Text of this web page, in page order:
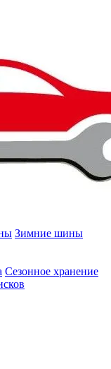
Зимние шины
Сезонное хранение